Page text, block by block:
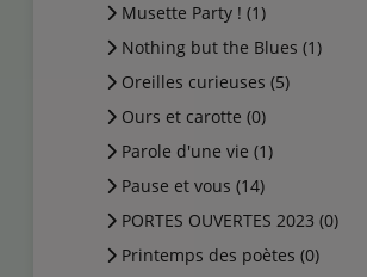
Musette Party ! (1)
Nothing but the Blues (1)
Oreilles curieuses (5)
Ours et carotte (0)
Parole d'une vie (1)
Pause et vous (14)
PORTES OUVERTES 2023 (0)
Printemps des poètes (0)